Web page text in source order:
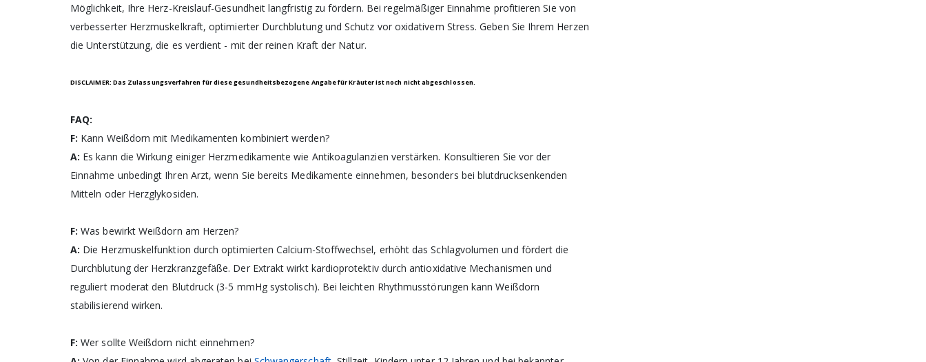
Möglichkeit, Ihre Herz-Kreislauf-Gesundheit langfristig zu fördern. Bei regelmäßiger Einnahme profitieren Sie von
verbesserter Herzmuskelkraft, optimierter Durchblutung und Schutz vor oxidativem Stress. Geben Sie Ihrem Herzen
die Unterstützung, die es verdient - mit der reinen Kraft der Natur.
DISCLAIMER: Das Zulassungsverfahren für diese gesundheitsbezogene Angabe für Kräuter ist noch nicht abgeschlossen.
FAQ:
F: Kann Weißdorn mit Medikamenten kombiniert werden?
A: Es kann die Wirkung einiger Herzmedikamente wie Antikoagulanzien verstärken. Konsultieren Sie vor der
Einnahme unbedingt Ihren Arzt, wenn Sie bereits Medikamente einnehmen, besonders bei blutdrucksenkenden
Mitteln oder Herzglykosiden.
F: Was bewirkt Weißdorn am Herzen?
A: Die Herzmuskelfunktion durch optimierten Calcium-Stoffwechsel, erhöht das Schlagvolumen und fördert die
Durchblutung der Herzkranzgefäße. Der Extrakt wirkt kardioprotektiv durch antioxidative Mechanismen und
reguliert moderat den Blutdruck (3-5 mmHg systolisch). Bei leichten Rhythmusstörungen kann Weißdorn
stabilisierend wirken.
F: Wer sollte Weißdorn nicht einnehmen?